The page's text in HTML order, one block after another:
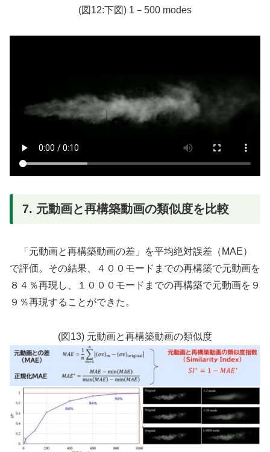
(図12:下図) 1－500 modes
7. 元動画と再構築動画の類似度を比較
「元動画と再構築動画の差」を平均絶対誤差（MAE）
で評価。その結果、４００モードまでの再構築で元動画を
８４％再現し、１０００モードまでの再構築で元動画を９
９％再現することができた。
(図13) 元動画と再構築動画の類似度